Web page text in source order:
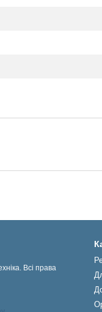
Всі права